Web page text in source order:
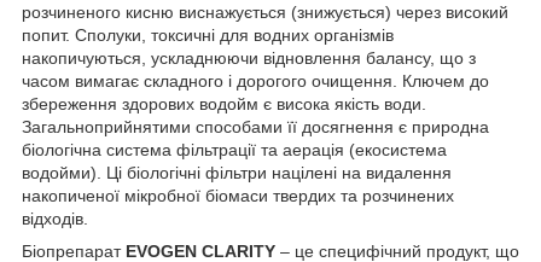
розчиненого кисню виснажується (знижується) через високий
попит. Сполуки, токсичні для водних організмів
накопичуються, ускладнюючи відновлення балансу, що з
часом вимагає складного і дорогого очищення. Ключем до
збереження здорових водойм є висока якість води.
Загальноприйнятими способами її досягнення є природна
біологічна система фільтрації та аерація (екосистема
водойми). Ці біологічні фільтри націлені на видалення
накопиченої мікробної біомаси твердих та розчинених
відходів.
Біопрепарат EVOGEN СLARITY – це специфічний продукт, що